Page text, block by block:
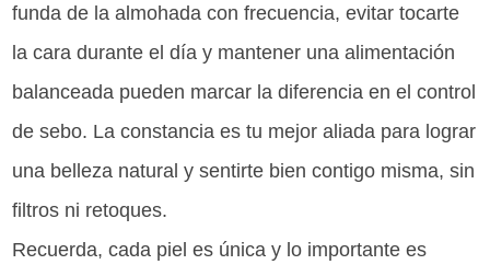
funda de la almohada con frecuencia, evitar tocarte
la cara durante el día y mantener una alimentación
balanceada pueden marcar la diferencia en el control
de sebo. La constancia es tu mejor aliada para lograr
una belleza natural y sentirte bien contigo misma, sin
filtros ni retoques.
Recuerda, cada piel es única y lo importante es